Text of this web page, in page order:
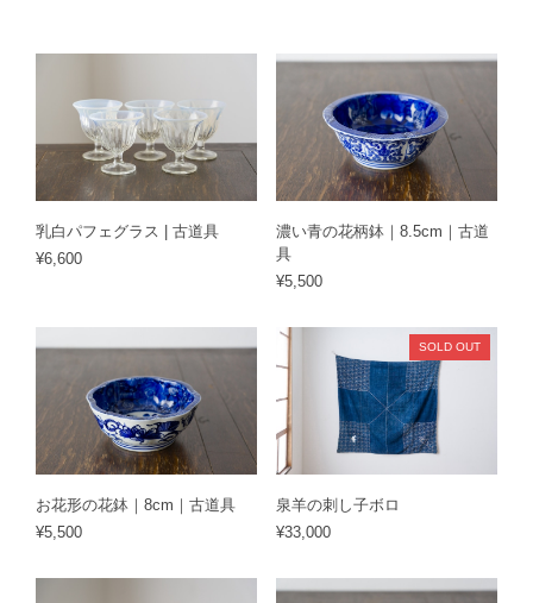
乳白パフェグラス | 古道具
¥6,600
濃い青の花柄鉢｜8.5cm｜古道
具
¥5,500
お花形の花鉢｜8cm｜古道具
¥5,500
SOLD OUT
泉羊の刺し子ボロ
¥33,000